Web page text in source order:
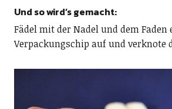
Und so wird’s gemacht:
Fädel mit der Nadel und dem
Verpackungschip auf und verknote